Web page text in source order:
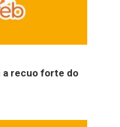
a recuo forte do